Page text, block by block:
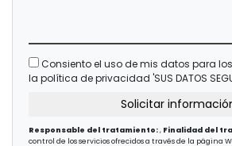
Consiento el uso de mis datos para
la política de privacidad 'SUS DATOS
Responsable del tratamiento:, Finalidad del
control de los servicios ofrecidos a través de la página